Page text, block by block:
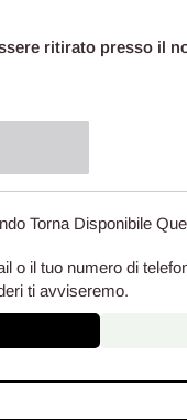
ritirato presso il
Torna Disponibile
o il tuo numero di
ti avviseremo.